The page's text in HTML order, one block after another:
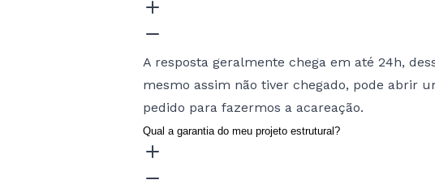
A resposta geralmente chega em até 24h,
mesmo assim não tiver chegado, pode abrir
pedido para fazermos a acareação.
Qual a garantia do meu projeto estrutural?